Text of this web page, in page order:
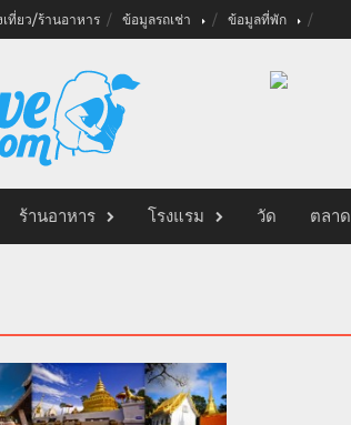
ที่ยว/ร้านอาหาร ข้อมูลรถเช่า ข้อมูลที่พัก
ร้านอาหาร โรงแรม วัด ตลาด